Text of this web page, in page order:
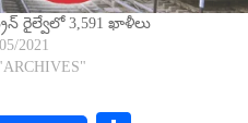
రైల్వేలో 3,591 ఖాళీలు
2021